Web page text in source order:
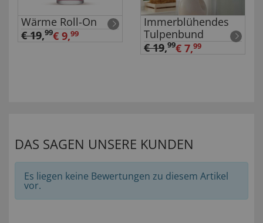
Wärme Roll-On
€ 19,99€ 9,99
Immerblühendes
Tulpenbund
€ 19,99€ 7,99
DAS SAGEN UNSERE KUNDEN
Es liegen keine Bewertungen zu diesem Artikel
vor.